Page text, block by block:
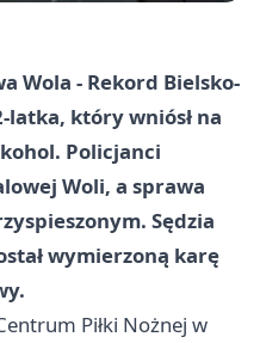
Wola - Rekord Bielsko-
latka, który wniósł na
Policjanci
Woli, a sprawa
Sędzia
wymierzoną karę
Piłki Nożnej w